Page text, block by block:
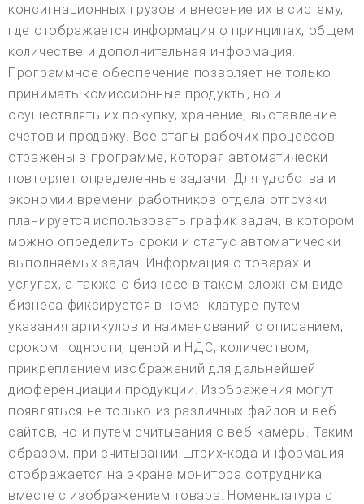
консигнационных грузов и внесение их в систему,
где отображается информация о принципах, общем
количестве и дополнительная информация.
Программное обеспечение позволяет не только
принимать комиссионные продукты, но и
осуществлять их покупку, хранение, выставление
счетов и продажу. Все этапы рабочих процессов
отражены в программе, которая автоматически
повторяет определенные задачи. Для удобства и
экономии времени работников отдела отгрузки
планируется использовать график задач, в котором
можно определить сроки и статус автоматически
выполняемых задач. Информация о товарах и
услугах, а также о бизнесе в таком сложном виде
бизнеса фиксируется в номенклатуре путем
указания артикулов и наименований с описанием,
сроком годности, ценой и НДС, количеством,
прикреплением изображений для дальнейшей
дифференциации продукции. Изображения могут
появляться не только из различных файлов и веб-
сайтов, но и путем считывания с веб-камеры. Таким
образом, при считывании штрих-кода информация
отображается на экране монитора сотрудника
вместе с изображением товара. Номенклатура с